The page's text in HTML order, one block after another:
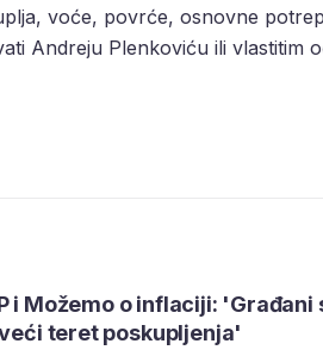
voće, povrće, osnovne
Andreju Plenkoviću ili vlastitim
i Možemo o inflaciji:
teret poskupljenja'